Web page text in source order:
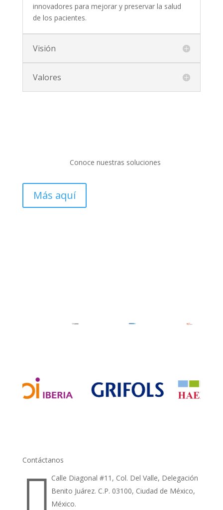
innovadores para mejorar y preservar la salud
de los pacientes.
Visión
Valores
Conoce nuestras soluciones
Más aquí
Contáctanos
 Calle Diagonal #11, Col. Del Valle, Delegación
Benito Juárez. C.P. 03100, Ciudad de México,
México.